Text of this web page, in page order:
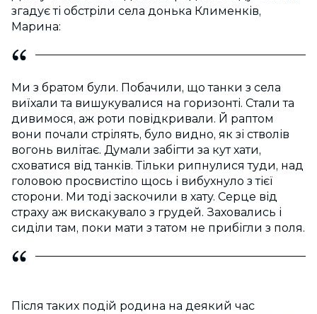
згадує ті обстріли села донька Клименків,
Марина:
Ми з братом були. Побачили, що танки з села
виїхали та вишукувалися на горизонті. Стали та
дивимося, аж роти повідкривали. Й раптом
вони почали стрілять, було видно, як зі стволів
вогонь вилітає. Думали забігти за кут хати,
сховатися від танків. Тільки рипнулися туди, над
головою просвистіло щось і вибухнуло з тієї
сторони. Ми тоді заскочили в хату. Серце від
страху аж вискакувало з грудей. Заховались і
сиділи там, поки мати з татом не прибігли з поля.
Після таких подій родина на деякий час